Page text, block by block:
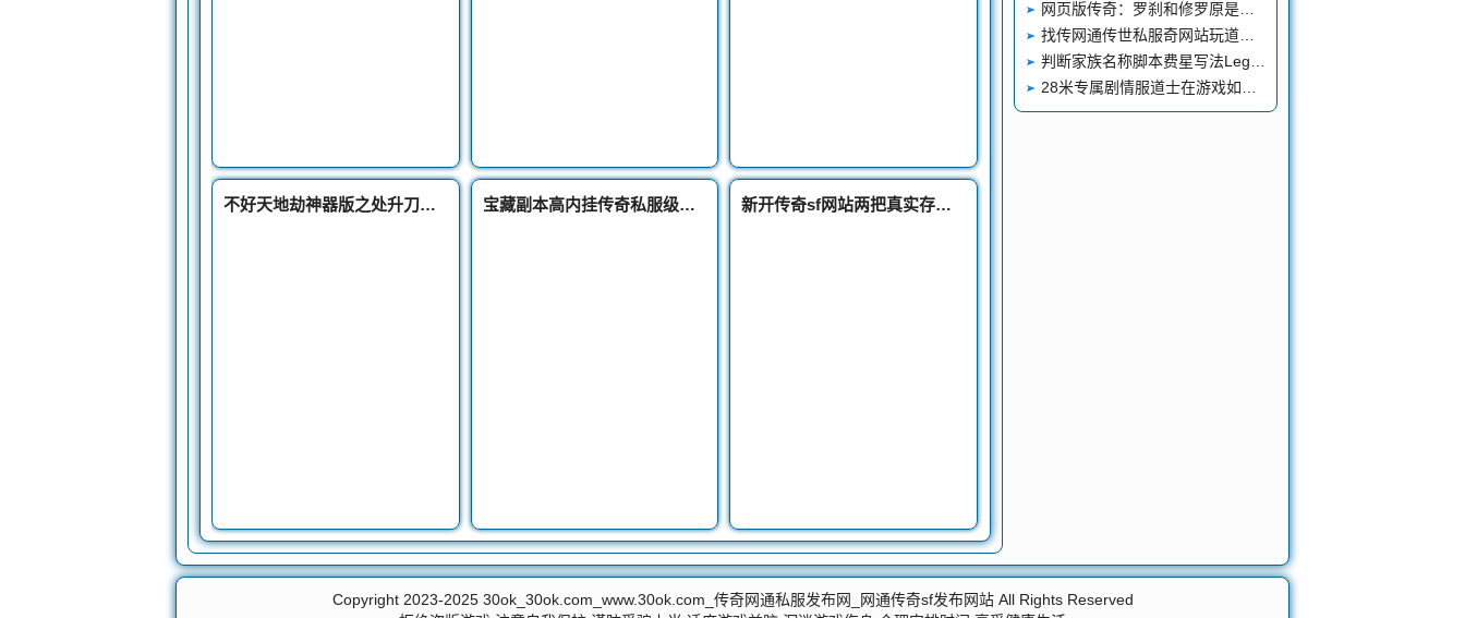
不好天地劫神器版之处升刀成功几率的主要因素有哪些 宝藏副本高内挂传奇私服级装备数不胜数 新开传奇sf网站两把真实存在的超强骨玉权杖稀有程度堪比魔24血饮
网页版传奇：罗刹和修罗原是一对双胞胎兄弟偶遇神魔之战改变命运
找传网通传世私服奇网站玩道士并不是很简单
Copyright 2023-2025 30ok_30ok.com_www.30ok.com_传奇网通私服发布网_网通传奇sf发布网站All Rights Reserved